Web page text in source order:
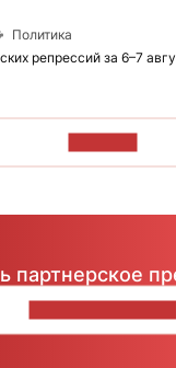
Политика
репрессий за 6–7
партнерское